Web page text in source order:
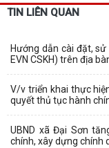
TIN LIÊN QUAN
Hướng dẫn cài đặt,
EVN CSKH) trên địa
V/v triển khai thực
quyết thủ tục hành
UBND xã Đại Sơn
chính, xây dựng chính